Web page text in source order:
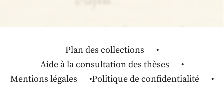
Plan des collections
Aide à la consultation des thèses
Mentions légales
Politique de confidentialité